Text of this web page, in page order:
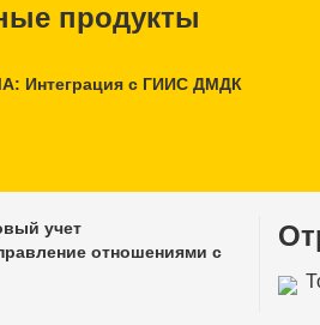
продукты
Интеграция с ГИИС ДМДК
учет
отношениями с